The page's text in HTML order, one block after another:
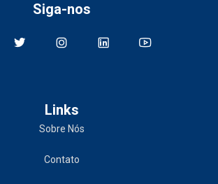
Siga-nos
Links
Sobre Nós
Contato